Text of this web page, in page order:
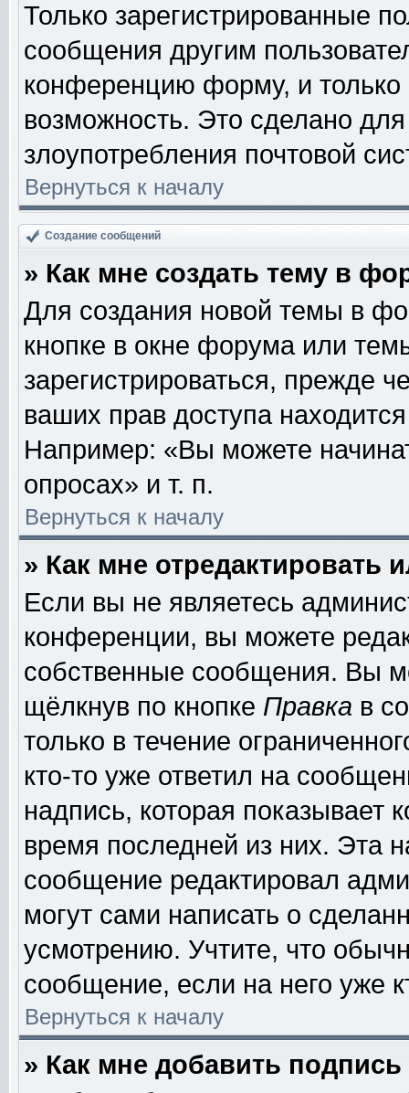
Только зарегистрированные
сообщения другим
конференцию форму, и только
возможность. Это сделано
злоупотребления почтовой
Вернуться к началу
Создание сообщений
» Как мне создать тему в
Для создания новой темы в
кнопке в окне форума или
зарегистрироваться, прежде
ваших прав доступа
Например: «Вы можете
опросах» и т. п.
Вернуться к началу
» Как мне отредактировать
Если вы не являетесь
конференции, вы можете
собственные сообщения. Вы
щёлкнув по кнопке Правка в
только в течение
кто-то уже ответил на
надпись, которая показывает
время последней из них. Эта
сообщение редактировал
могут сами написать о
усмотрению. Учтите, что
сообщение, если на него уже
Вернуться к началу
» Как мне добавить